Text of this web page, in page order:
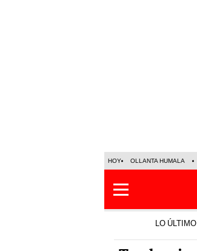
HOY OLLANTA HUMALA
LO ÚLTIMO